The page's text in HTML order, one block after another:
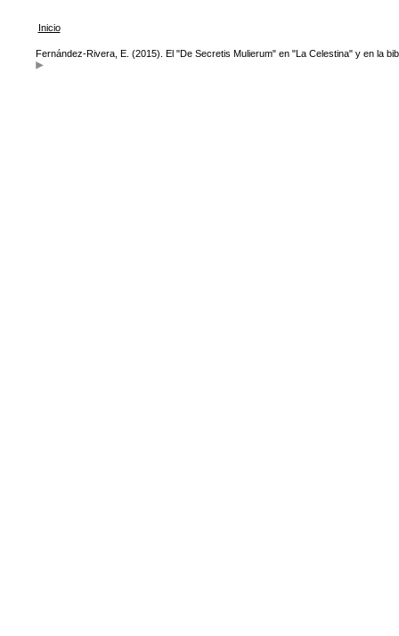
Inicio
Fernández-Rivera, E. (2015). El "De Secretis Mulierum" en "La Celestina" y en la